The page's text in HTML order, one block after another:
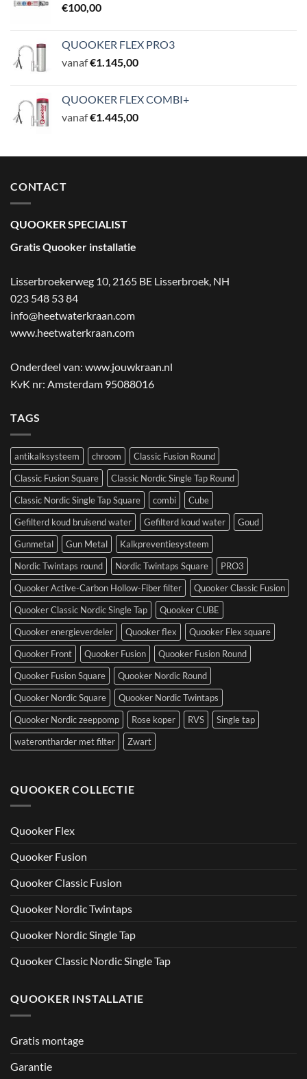
€100,00
QUOOKER FLEX PRO3
vanaf€1.145,00
QUOOKER FLEX COMBI+
vanaf€1.445,00
CONTACT
QUOOKER SPECIALIST
Gratis Quooker installatie
Lisserbroekerweg 10, 2165 BE Lisserbroek, NH
023 548 53 84
info@heetwaterkraan.com
www.heetwaterkraan.com
Onderdeel van: www.jouwkraan.nl
KvK nr: Amsterdam 95088016
TAGS
antikalksysteem chroom
Classic Fusion Round
Classic Fusion Square
Classic Nordic Single Tap Round
Classic Nordic Single Tap Square
combi
Cube
Gefilterd koud bruisend water
Gefilterd koud water
Goud
Gunmetal
Gun Metal
Kalkpreventiesysteem
Nordic Twintaps round
Nordic Twintaps Square
PRO3
Quooker Active-Carbon Hollow-Fiber filter
Quooker Classic Fusion
Quooker Classic Nordic Single Tap
Quooker CUBE
Quooker energieverdeler
Quooker flex
Quooker Flex square
Quooker Front
Quooker Fusion
Quooker Fusion Round
Quooker Fusion Square
Quooker Nordic Round
Quooker Nordic Square
Quooker Nordic Twintaps
Quooker Nordic zeeppomp
Rose koper RVS
Single tap
waterontharder met filter
Zwart
QUOOKER COLLECTIE
Quooker Flex
Quooker Fusion
Quooker Classic Fusion
Quooker Nordic Twintaps
Quooker Nordic Single Tap
Quooker Classic Nordic Single Tap
QUOOKER INSTALLATIE
Gratis montage
Garantie